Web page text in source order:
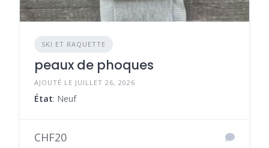
SKI ET RAQUETTE
peaux de phoques
AJOUTÉ LE JUILLET 26, 2026
État: Neuf
CHF20